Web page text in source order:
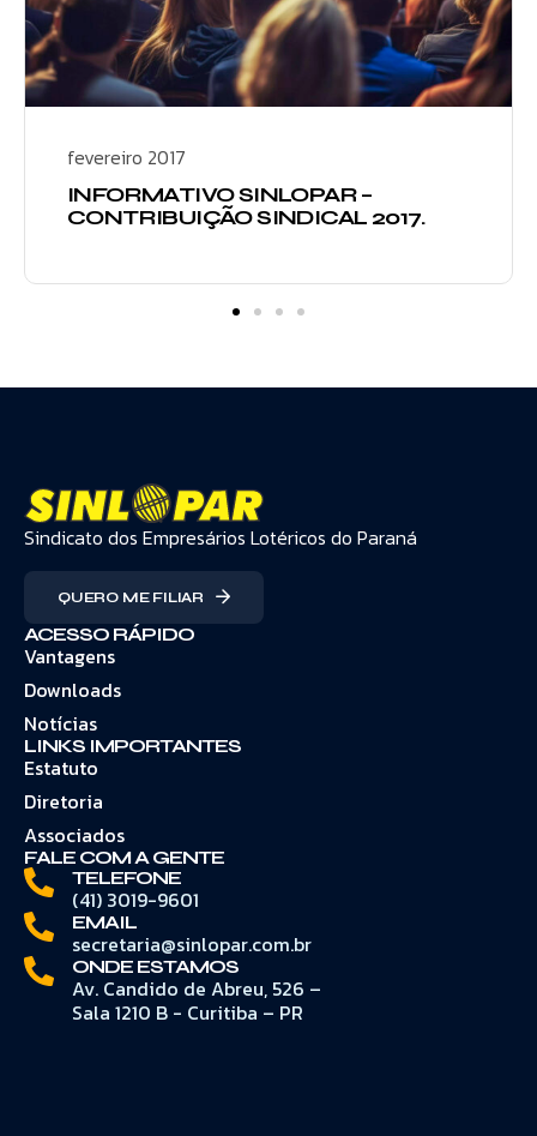
fevereiro 2017
INFORMATIVO SINLOPAR –
CONTRIBUIÇÃO SINDICAL 2017.
Sindicato dos Empresários Lotéricos do Paraná
QUERO ME FILIAR
ACESSO RÁPIDO
Vantagens
Downloads
Notícias
LINKS IMPORTANTES
Estatuto
Diretoria
Associados
FALE COM A GENTE
TELEFONE
(41) 3019-9601
EMAIL
secretaria@sinlopar.com.br
ONDE ESTAMOS
Av. Candido de Abreu, 526 –
Sala 1210 B - Curitiba – PR